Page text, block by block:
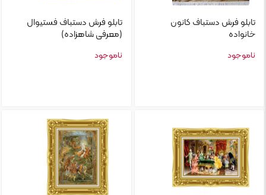
تابلو فرش دستباف کانون
خانواده
ناموجود
تابلو‌ فرش دستباف فستیوال
(معرفی شاهزاده)
ناموجود